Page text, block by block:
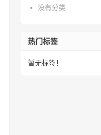
没有分类
热门标签
暂无标签！